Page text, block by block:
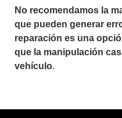
No recomendamos la
que pueden generar
reparación es una
que la manipulación
vehículo.